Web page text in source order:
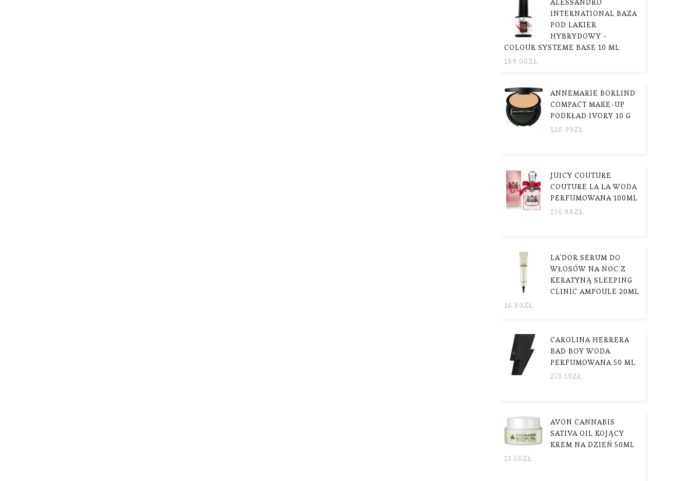
ALESSANDRO
INTERNATIONAL BAZA
POD LAKIER
HYBRYDOWY -
COLOUR SYSTEME BASE 10 ML
189.00ZŁ
ANNEMARIE BÖRLIND
COMPACT MAKE-UP
PODKŁAD IVORY 10 G
120.99ZŁ
JUICY COUTURE
COUTURE LA LA WODA
PERFUMOWANA 100ML
136.88ZŁ
LA'DOR SERUM DO
WŁOSÓW NA NOC Z
KERATYNĄ SLEEPING
CLINIC AMPOULE 20ML
16.89ZŁ
CAROLINA HERRERA
BAD BOY WODA
PERFUMOWANA 50 ML
273.19ZŁ
AVON CANNABIS
SATIVA OIL KOJĄCY
KREM NA DZIEŃ 50ML
13.50ZŁ